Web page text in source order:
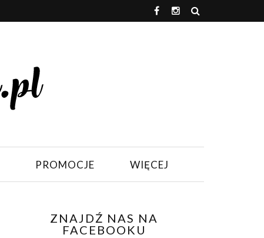
PROMOCJE WIĘCEJ
ZNAJDŹ NAS NA
FACEBOOKU